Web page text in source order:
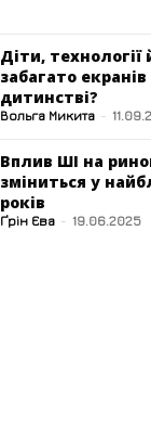
Діти,
забагато екранів
дитинстві?
Вольга Микита -
Вплив ШІ на
зміниться у
років
Ґрін Єва - 19.06.2025